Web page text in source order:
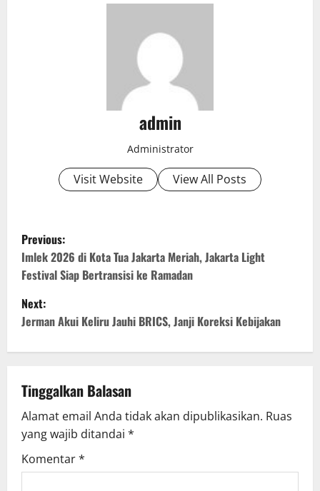
admin
Administrator
Visit Website View All Posts
P
o
s
t
n
a
v
i
g
Previous:
Imlek 2026 di Kota Tua Jakarta Meriah, Jakarta Light
Festival Siap Bertransisi ke Ramadan
Next:
Jerman Akui Keliru Jauhi BRICS, Janji Koreksi Kebijakan
Tinggalkan Balasan
Alamat email Anda tidak akan dipublikasikan. Ruas
yang wajib ditandai *
Komentar*